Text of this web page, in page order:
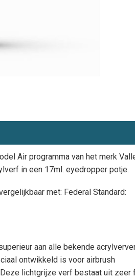
Air programma van het merk
in een 17ml. eyedropper potje.
met: Federal Standard:
aan alle bekende
ontwikkeld is voor airbrush
lichtgrijze verf bestaat uit zeer